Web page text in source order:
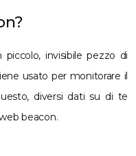
invisibile pezzo di
usato per monitorare il
diversi dati su di te
beacon.